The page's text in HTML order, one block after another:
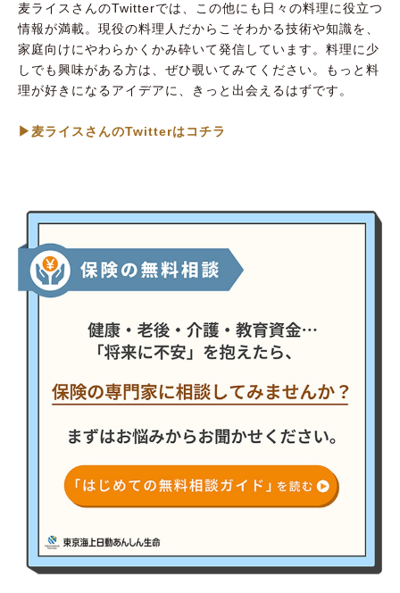
麦ライスさんのTwitterでは、この他にも日々の料理に役立つ
情報が満載。現役の料理人だからこそわかる技術や知識を、
家庭向けにやわらかくかみ砕いて発信しています。料理に少
しでも興味がある方は、ぜひ覗いてみてください。もっと料
理が好きになるアイデアに、きっと出会えるはずです。
▶︎麦ライスさんのTwitterはコチラ